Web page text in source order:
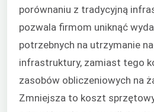
porównaniu z tradycyjną
pozwala firmom uniknąć
potrzebnych na utrzymanie
infrastruktury, zamiast tego
zasobów obliczeniowych na
Zmniejsza to koszt